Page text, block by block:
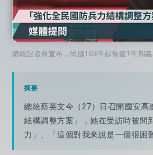
總統記者會宣布，民國103年起恢復1年期
摘要
總統蔡英文今（27）日召開國安高
結構調整方案」，她在受訪時被問
力」、「這個對我來說是一個很困